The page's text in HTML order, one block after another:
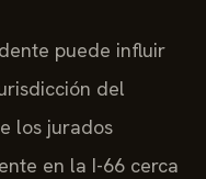
puede influir
del
los jurados
en la I-66 cerca